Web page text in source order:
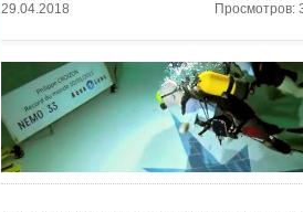
29.04.2018 Просмотров: